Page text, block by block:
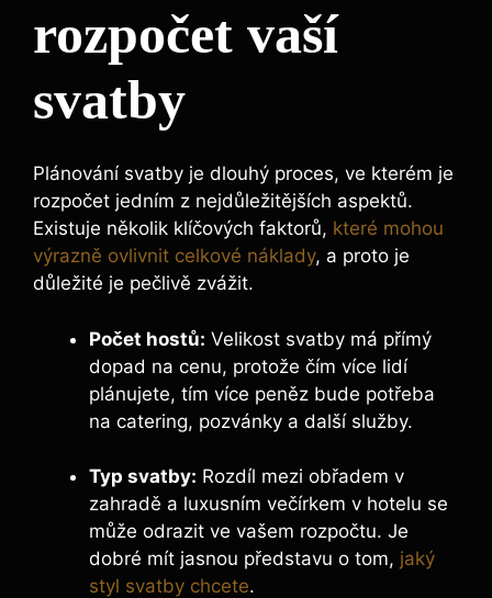
rozpočet vaší
svatby
Plánování svatby je dlouhý proces, ve kterém je
rozpočet jedním z nejdůležitějších aspektů.
Existuje několik klíčových faktorů, které mohou
výrazně ovlivnit celkové náklady, a proto je
důležité je pečlivě zvážit.
Počet hostů: Velikost svatby má přímý
dopad na cenu, protože čím více lidí
plánujete, tím více peněz bude potřeba
na catering, pozvánky a další služby.
Typ svatby: Rozdíl mezi obřadem v
zahradě a luxusním večírkem v hotelu se
může odrazit ve vašem rozpočtu. Je
dobré mít jasnou představu o tom, jaký
styl svatby chcete.